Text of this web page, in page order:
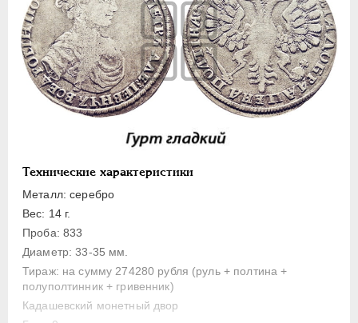
Технические характеристики
Металл: серебро
Вес: 14 г.
Проба: 833
Диаметр: 33-35 мм.
Тираж: на сумму 274280 рубля (руль + полтина +
полуполтинник + гривенник)
Кадашевский монетный двор
Гривна
10 денег
5 копеек
Алтын(ник)
1 копейка
Для Речи Посполитой
Монетовидные жетоны
ЕКАТЕРИНА I
ПЕТР II 1727-1729
АННА ИОАННОВНА 1730-1740
ИОАНН АНТОНОВИЧ 1740-1741